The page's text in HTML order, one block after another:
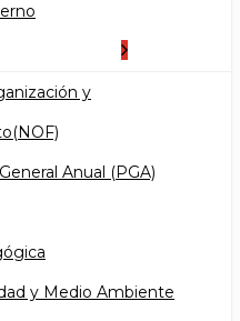
y
Anual (PGA)
y Medio Ambiente